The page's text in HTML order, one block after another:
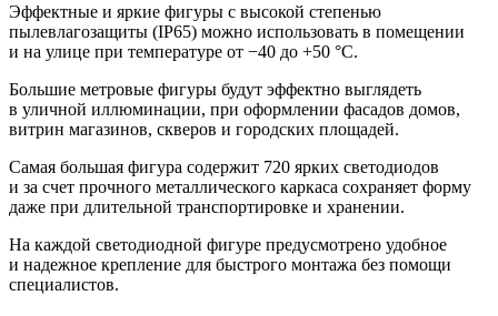
Эффектные и яркие фигуры с высокой степенью
пылевлагозащиты (IP65) можно использовать в помещении
и на улице при температуре от −40 до +50 °С.
Большие метровые фигуры будут эффектно выглядеть
в уличной иллюминации, при оформлении фасадов домов,
витрин магазинов, скверов и городских площадей.
Самая большая фигура содержит 720 ярких светодиодов
и за счет прочного металлического каркаса сохраняет форму
даже при длительной транспортировке и хранении.
На каждой светодиодной фигуре предусмотрено удобное
и надежное крепление для быстрого монтажа без помощи
специалистов.